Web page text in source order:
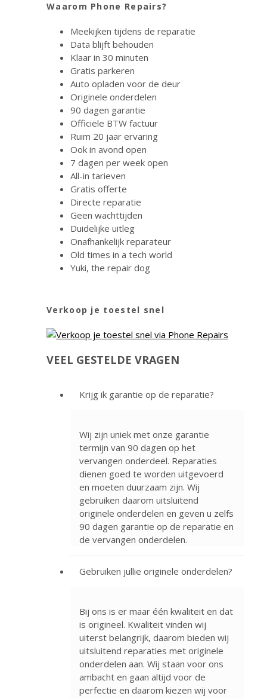
Waarom Phone Repairs?
Meekijken tijdens de reparatie
Data blijft behouden
Klaar in 30 minuten
Gratis parkeren
Auto opladen voor de deur
Originele onderdelen
90 dagen garantie
Officiële BTW factuur
Ruim 20 jaar ervaring
Ook in avond open
7 dagen per week open
All-in tarieven
Gratis offerte
Directe reparatie
Geen wachttijden
Duidelijke uitleg
Onafhankelijk reparateur
Old times in a tech world
Yuki, the repair dog
Verkoop je toestel snel
VEEL GESTELDE VRAGEN
Krijg ik garantie op de reparatie?
Wij zijn uniek met onze garantie
termijn van 90 dagen op het
vervangen onderdeel. Reparaties
dienen goed te worden uitgevoerd
en moeten duurzaam zijn. Wij
gebruiken daarom uitsluitend
originele onderdelen en geven u zelfs
90 dagen garantie op de reparatie en
de vervangen onderdelen.
Gebruiken jullie originele onderdelen?
Bij ons is er maar één kwaliteit en dat
is origineel. Kwaliteit vinden wij
uiterst belangrijk, daarom bieden wij
uitsluitend reparaties met originele
onderdelen aan. Wij staan voor ons
ambacht en gaan altijd voor de
perfectie en daarom kiezen wij voor